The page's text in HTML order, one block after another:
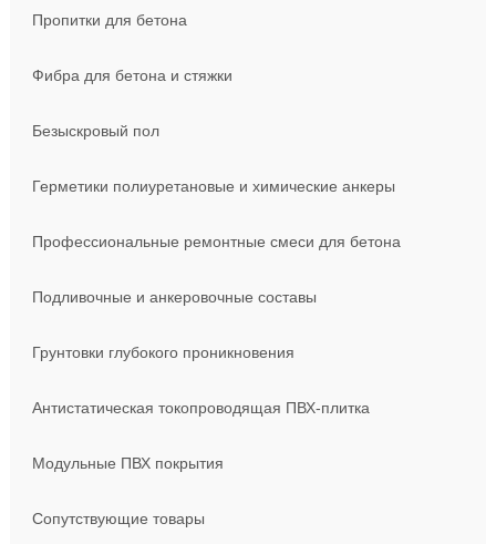
Пропитки для бетона
Фибра для бетона и стяжки
Безыскровый пол
Герметики полиуретановые и химические анкеры
Профессиональные ремонтные смеси для бетона
Подливочные и анкеровочные составы
Грунтовки глубокого проникновения
Антистатическая токопроводящая ПВХ-плитка
Модульные ПВХ покрытия
Сопутствующие товары